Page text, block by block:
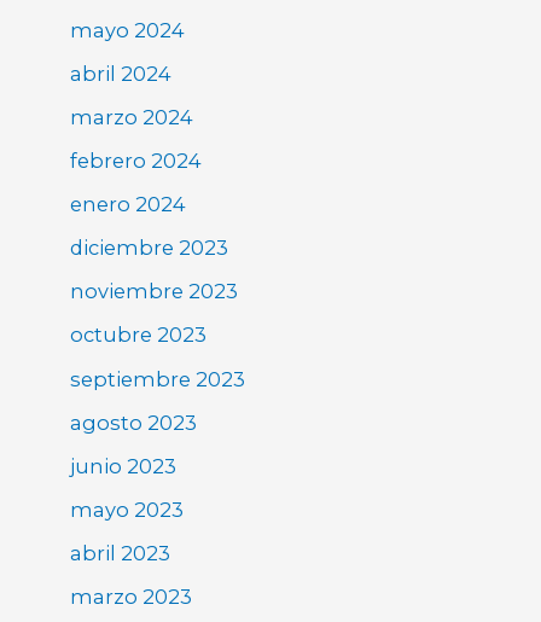
mayo 2024
abril 2024
marzo 2024
febrero 2024
enero 2024
diciembre 2023
noviembre 2023
octubre 2023
septiembre 2023
agosto 2023
junio 2023
mayo 2023
abril 2023
marzo 2023